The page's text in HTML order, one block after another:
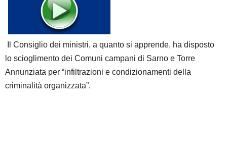
Il Consiglio dei ministri, a quanto si apprende, ha disposto
lo scioglimento dei Comuni campani di Sarno e Torre
Annunziata per “infiltrazioni e condizionamenti della
criminalità organizzata”.